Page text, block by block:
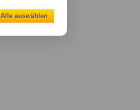
Alle auswählen